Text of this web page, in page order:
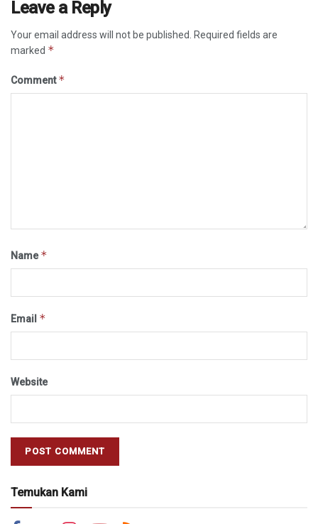
Leave a Reply
Your email address will not be published. Required fields are
marked *
Comment*
Name*
Email *
Website
Temukan Kami